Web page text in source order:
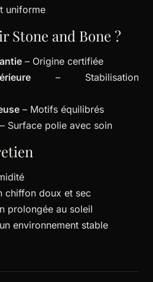
uniforme
Stone and Bone ?
– Origine certifiée
– Stabilisation
– Motifs équilibrés
– Surface polie avec soin
chiffon doux et sec
prolongée au soleil
environnement stable